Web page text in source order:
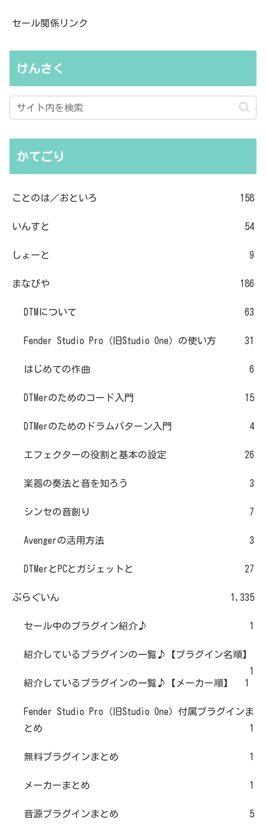
セール関係リンク
けんさく
かてごり
ことのは／おといろ 158
いんすと 54
しょーと 9
まなびや 186
DTMについて 63
Fender Studio Pro（旧Studio One）の使い方 31
はじめての作曲 6
DTMerのためのコード入門 15
DTMerのためのドラムパターン入門 4
エフェクターの役割と基本の設定 26
楽器の奏法と音を知ろう 3
シンセの音創り 7
Avengerの活用方法 3
DTMerとPCとガジェットと 27
ぷらぐいん 1,335
セール中のプラグイン紹介♪ 1
紹介しているプラグインの一覧♪【プラグイン名順】
1
紹介しているプラグインの一覧♪【メーカー順】
1
Fender Studio Pro（旧Studio One）付属プラグインま
とめ
1
無料プラグインまとめ 1
メーカーまとめ 1
音源プラグインまとめ 5